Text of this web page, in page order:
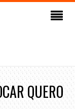
QUERO